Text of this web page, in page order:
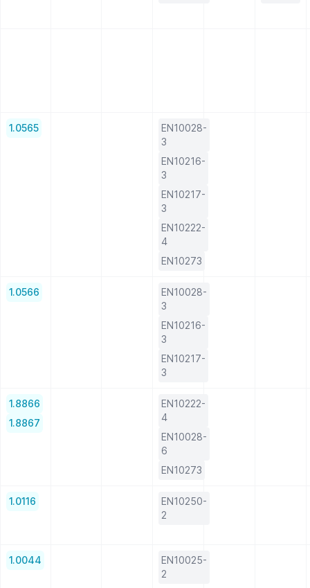
1.0565
EN10028-
3
EN10216-
3
EN10217-
3
EN10222-
4
EN10273
1.0566
EN10028-
3
EN10216-
3
EN10217-
3
1.8866
1.8867
EN10222-
4
EN10028-
6
EN10273
1.0116
EN10250-
2
1.0044
EN10025-
2